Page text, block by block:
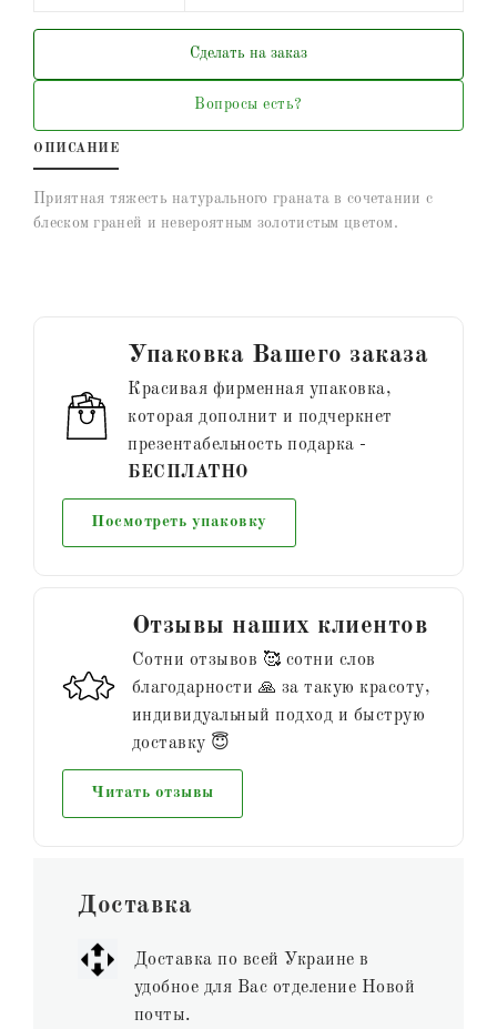
Сделать на заказ
Вопросы есть?
ОПИСАНИЕ
Приятная тяжесть натурального граната в сочетании с
блеском граней и невероятным золотистым цветом.
Упаковка Вашего заказа
Красивая фирменная упаковка,
которая дополнит и подчеркнет
презентабельность подарка -
БЕСПЛАТНО
Посмотреть упаковку
Отзывы наших клиентов
Сотни отзывов 🥰 сотни слов
благодарности 🙏 за такую красоту,
индивидуальный подход и быструю
доставку 😇
Читать отзывы
Доставка
Доставка по всей Украине в
удобное для Вас отделение Новой
почты.